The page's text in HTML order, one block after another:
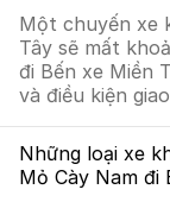
Một chuyến xe
Tây sẽ mất
đi Bến xe Miền
và điều kiện
Những loại xe
Mỏ Cày Nam đi